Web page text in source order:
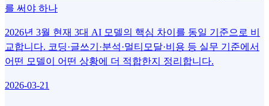
를 써야 하나
2026년 3월 현재 3대 AI 모델의 핵심 차이를 동일 기준으로 비
교합니다. 코딩·글쓰기·분석·멀티모달·비용 등 실무 기준에서
어떤 모델이 어떤 상황에 더 적합한지 정리합니다.
2026-03-21